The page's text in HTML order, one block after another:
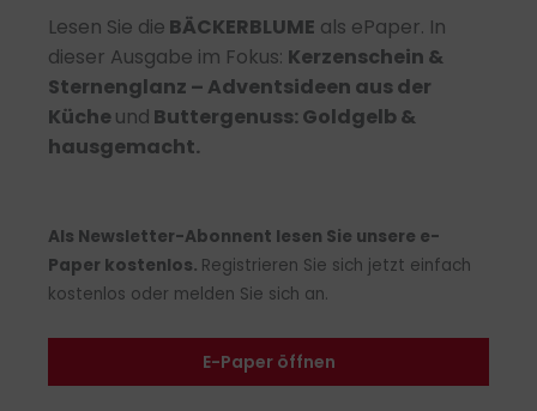
Lesen Sie die BÄCKERBLUME als ePaper. In
dieser Ausgabe im Fokus: Kerzenschein &
Sternenglanz – Adventsideen aus der
Kücheund Buttergenuss: Goldgelb &
hausgemacht.
Als Newsletter-Abonnent lesen Sie unsere e-
Paper kostenlos. Registrieren Sie sich jetzt einfach
kostenlos oder melden Sie sich an.
E-Paper öffnen